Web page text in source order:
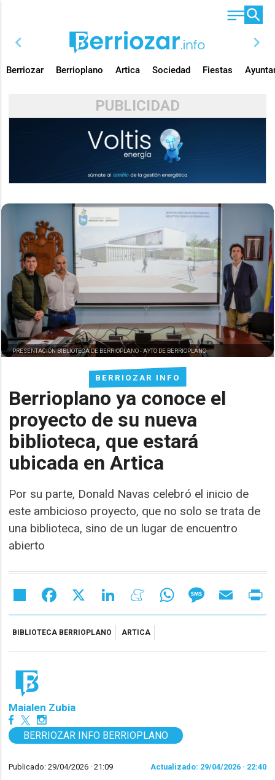
chevron_left chevron_right
Berriozar Berrioplano Artica Sociedad Fiestas
PUBLICIDAD
BERRIOZAR INFO
Berrioplano ya conoce el
proyecto de su nueva
biblioteca, que estará
ubicada en Artica
Por su parte, Donald Navas celebró el inicio de
este ambicioso proyecto, que no solo se trata de
una biblioteca, sino de un lugar de encuentro
abierto
PRESENTACIÓN BIBLIOTECA DE BERRIOPLANO -AYTO DE BERRIOPLANO
Share Facebook LinkedIn MeneameWhatsAppMessageEmail
BIBLIOTECA BERRIOPLANO ARTICA
Maialen Zubia
BERRIOZAR INFO BERRIOPLANO
Publicado: 29/04/2026 ·21:09 Actualizado: 29/04/2026 · 22:40